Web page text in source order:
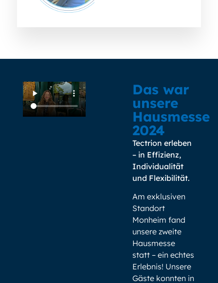
Das war
unsere
Hausmesse
2024
Tectrion erleben
– in Effizienz,
Individualität
und Flexibilität.
Am exklusiven
Standort
Monheim fand
unsere zweite
Hausmesse
statt – ein echtes
Erlebnis! Unsere
Gäste konnten in